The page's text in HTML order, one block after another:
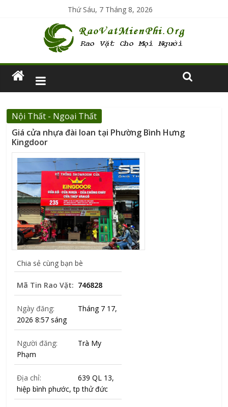
Thứ Sáu, 7 Tháng 8, 2026
Nội Thất - Ngoại Thất
Giá cửa nhựa đài loan tại Phường Bình Hưng
Kingdoor
Chia sẻ cùng bạn bè
Mã Tin Rao Vặt: 746828
Ngày đăng:
Tháng 7 17,
2026 8:57 sáng
Người đăng:
Trà My
Phạm
Địa chỉ:
639 QL 13,
hiệp bình phước, tp thử đức